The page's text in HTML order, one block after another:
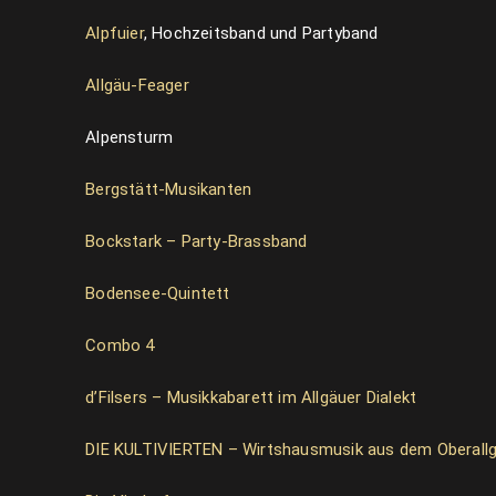
Alpfuier, Hochzeitsband und Partyband
Allgäu-Feager
Alpensturm
Bergstätt-Musikanten
Bockstark – Party-Brassband
Bodensee-Quintett
Combo 4
d’Filsers – Musikkabarett im Allgäuer Dialekt
DIE KULTIVIERTEN – Wirtshausmusik aus dem